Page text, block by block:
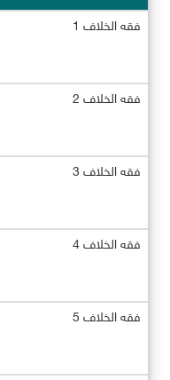
فقه الخلاف 1
فقه الخلاف 2
فقه الخلاف 3
فقه الخلاف 4
فقه الخلاف 5